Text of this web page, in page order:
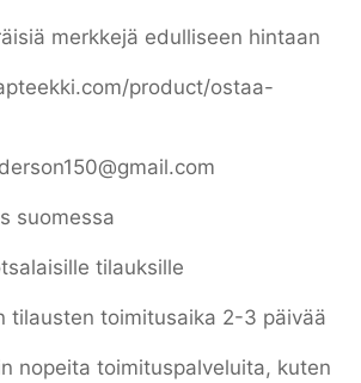
merkkejä edulliseen hintaan
product/ostaa-
suomessa
tilauksille
tilausten toimitusaika 2-3 päivää
nopeita toimituspalveluita, kuten